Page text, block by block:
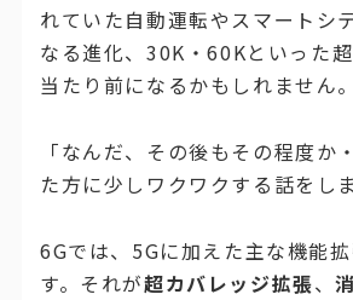
れていた自動運転やスマートシ
なる進化、30K・60Kといった
当たり前になるかもしれません。
「なんだ、その後もその程度か
た方に少しワクワクする話をしま
6Gでは、5Gに加えた主な機能
す。それが超カバレッジ拡張、